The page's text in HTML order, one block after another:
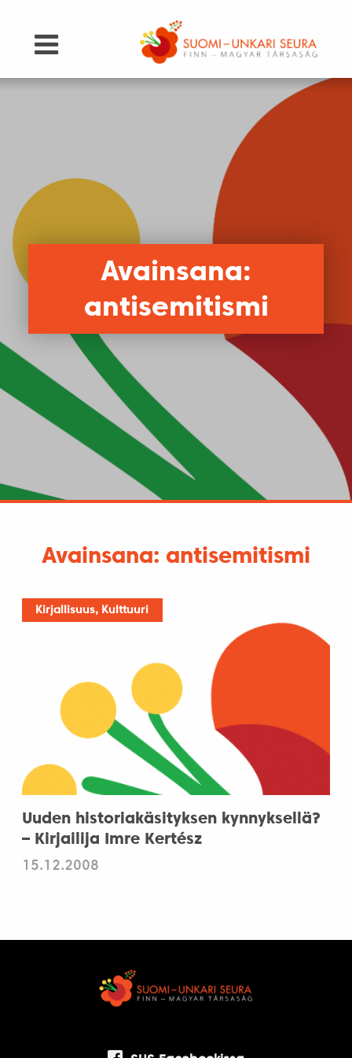
Avainsana:
antisemitismi
Avainsana: antisemitismi
Kirjallisuus, Kulttuuri
Uuden historiakäsityksen kynnyksellä?
– Kirjailija Imre Kertész
15.12.2008